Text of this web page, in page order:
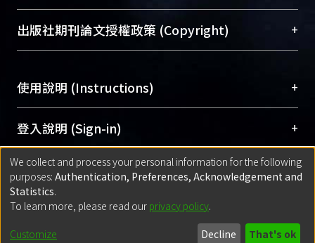
To permanently archive and promote researcher
profiles and scholarly works, Library integrates the
services of “NTU Repository” with “Academic
開放取用是從使用者角度提升資訊取用性的社會運
動，應用在學術研究上是透過將研究著作公開供使
用逐年攀升。同時可加速研究發展、提升研究影響
Archive）平台。 （點選深入了解OA）
出版社期刊論文授權政策 (Copyright) +
含部分內容的版權非匯入者所有，或由第三方贊
助與合作完成，請確認該版權所有者及第三方同
意提供此授權。
Please represent that the submission is your
original work, and that you have the right to
grant the rights to upload.
若欲上傳已出版的全文電子檔，可使用
policy finder
網站查詢，以確認出版單位之版權
使用說明 (Instructions) +
網站簡介(Quickstart Guide)
使用手冊(Instruction Manual)
線上預約服務(Booking Service)
登入說明 (Sign-in) +
方案一：臺灣大學計算機中心帳號登入
(With C&INC Email Account)
方案二：ORCID帳號登入(With ORCID)
匯入著作 (Submission) +
方案一：定期更新ORCID者，以ID匯入
for identifier (ORCID))
Built withDSpace-CRIS software
- Extension maintained and optimized
We collect and process your personal information for the following
purposes: Authentication, Preferences, Acknowledgement and
Statistics.
To learn more, please read our privacy policy.
Customize Decline That's ok